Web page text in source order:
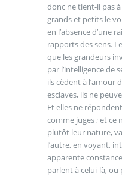
donc ne tient-il pas
grands et petits le
en l’absence d’une
rapports des sens.
que les grandeurs
par l’intelligence de
ils cèdent à l’amour
esclaves, ils ne
Et elles ne
comme juges ; et ce
plutôt leur nature,
l’autre, en voyant,
apparente
parlent à celui-là,